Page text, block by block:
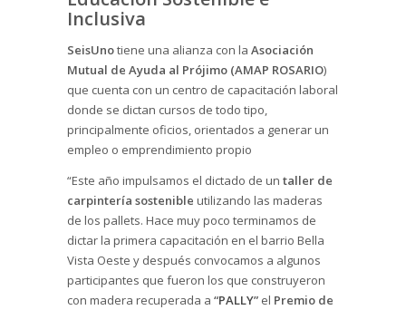
Inclusiva
SeisUnotiene una alianza con la Asociación
Mutual de Ayuda al Prójimo (AMAP ROSARIO)
que cuenta con un centro de capacitación laboral
donde se dictan cursos de todo tipo,
principalmente oficios, orientados a generar un
empleo o emprendimiento propio
“Este año impulsamos el dictado de un taller de
carpintería sostenible utilizando las maderas
de los pallets. Hace muy poco terminamos de
dictar la primera capacitación en el barrio Bella
Vista Oeste y después convocamos a algunos
participantes que fueron los que construyeron
con madera recuperada a “PALLY” el Premio de